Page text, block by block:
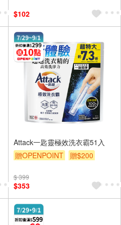
$102
Attack一匙靈極效洗衣霸51入
贈OPENPOINT
贈$200
$ 399
$353